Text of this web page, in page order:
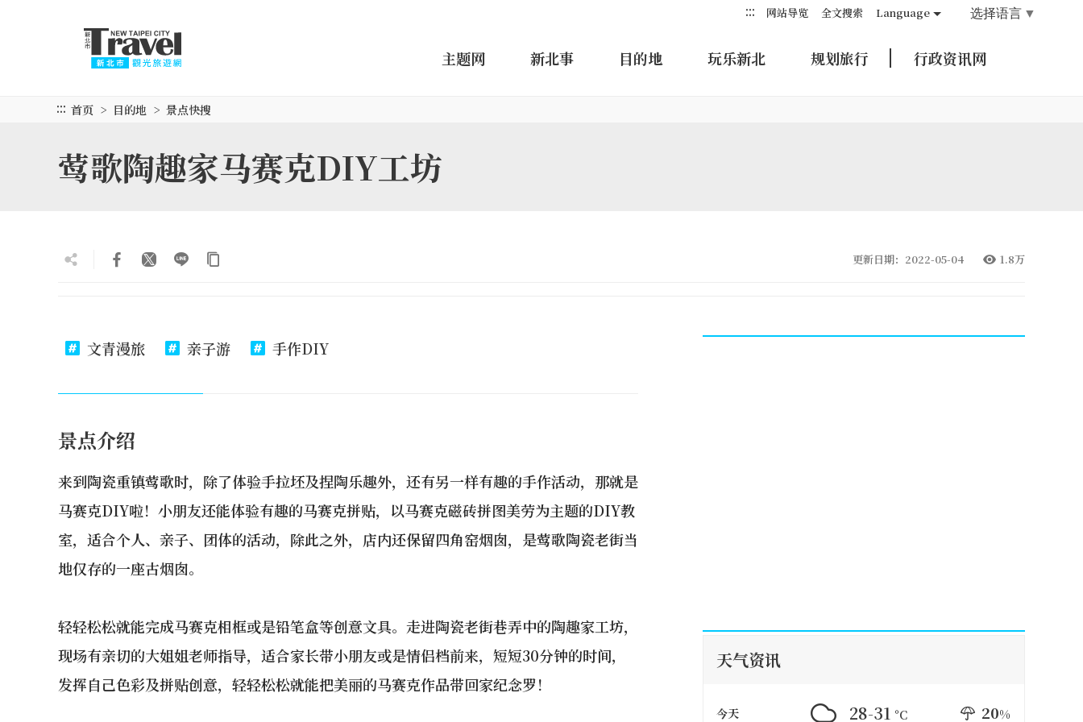
::: 网站导览 全文搜索 Language 选择语言 ▼
主题网 新北事 目的地 玩乐新北 规划旅行 行政资讯网
::: 首页 目的地 景点快搜
莺歌陶趣家马赛克DIY工坊
更新日期：2022-05-04 1.8万
文青漫旅 亲子游 手作DIY
景点介绍
来到陶瓷重镇莺歌时，除了体验手拉坯及捏陶乐趣外，还有另一样有趣的手作活动，那就是
马赛克DIY啦！小朋友还能体验有趣的马赛克拼贴，以马赛克磁砖拼图美劳为主题的DIY教
室，适合个人、亲子、团体的活动，除此之外，店内还保留四角窑烟囱，是莺歌陶瓷老街当
地仅存的一座古烟囱。
轻轻松松就能完成马赛克相框或是铅笔盒等创意文具。走进陶瓷老街巷弄中的陶趣家工坊，
现场有亲切的大姐姐老师指导，适合家长带小朋友或是情侣档前来，短短30分钟的时间，
发挥自己色彩及拼贴创意，轻轻松松就能把美丽的马赛克作品带回家纪念罗！
天气资讯
今天 28-31 °C 20%